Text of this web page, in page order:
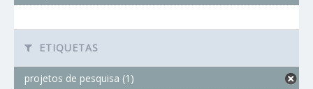
ETIQUETAS
projetos de pesquisa (1)